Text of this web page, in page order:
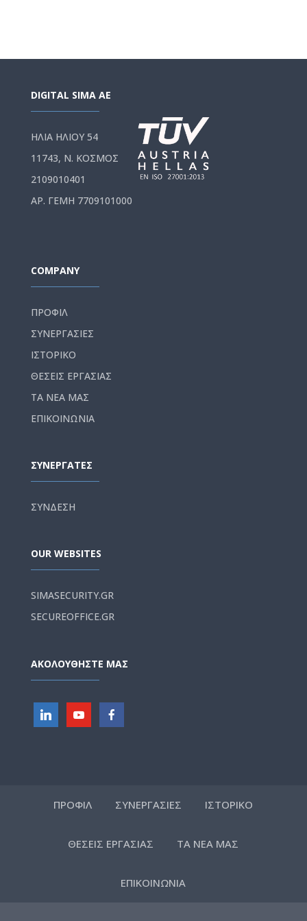
DIGITAL SIMA AE
ΗΛΙΑ ΗΛΙΟΥ 54
11743, Ν. ΚΟΣΜΟΣ
2109010401
ΑΡ. ΓΕΜΗ 7709101000
COMPANY
ΠΡΟΦΙΛ
ΣΥΝΕΡΓΑΣΙΕΣ
ΙΣΤΟΡΙΚΟ
ΘΕΣΕΙΣ ΕΡΓΑΣΙΑΣ
ΤΑ ΝΕΑ ΜΑΣ
ΕΠΙΚΟΙΝΩΝΙΑ
ΣΥΝΕΡΓΑΤΕΣ
ΣΥΝΔΕΣΗ
OUR WEBSITES
SIMASECURITY.GR
SECUREOFFICE.GR
ΑΚΟΛΟΥΘΗΣΤΕ ΜΑΣ
ΠΡΟΦΙΛ ΣΥΝΕΡΓΑΣΙΕΣ ΙΣΤΟΡΙΚΟ
ΘΕΣΕΙΣ ΕΡΓΑΣΙΑΣ ΤΑ ΝΕΑ ΜΑΣ
ΕΠΙΚΟΙΝΩΝΙΑ